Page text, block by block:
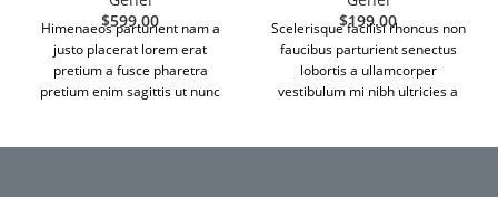
$599.00
Himenaeos parturient nam a
justo placerat lorem erat
pretium a fusce pharetra
pretium enim sagittis ut nunc
$199.00
Scelerisque facilisi rhoncus non
faucibus parturient senectus
lobortis a ullamcorper
vestibulum mi nibh ultricies a